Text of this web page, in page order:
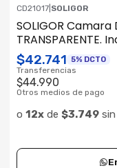
CD21017| SOLIGOR
SOLIGOR Camara
$42.741 5% DCTO
Transferencias
$44.990
Otros medios de pago
o 12xde $3.749sin